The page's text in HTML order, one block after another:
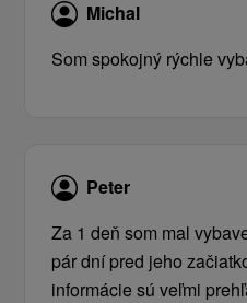
Michal
Som spokojný rýchle
Peter
Za 1 deň som mal
pár dní pred jeho
informácie sú veľmi